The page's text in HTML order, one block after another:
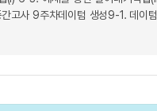
고사 9주차데이텀 생성9-1. 데이